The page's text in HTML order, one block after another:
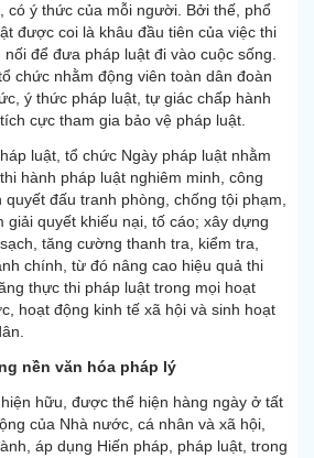
có ý thức của mỗi người. Bởi thế, phổ
được coi là khâu đầu tiên của việc thi
để đưa pháp luật đi vào cuộc sống.
chức nhằm động viên toàn dân đoàn
ý thức pháp luật, tự giác chấp hành
cực tham gia bảo vệ pháp luật.
luật, tổ chức Ngày pháp luật nhằm
hành pháp luật nghiêm minh, công
đấu tranh phòng, chống tội phạm,
giải quyết khiếu nại, tố cáo; xây dựng
tăng cường thanh tra, kiểm tra,
chính, từ đó nâng cao hiệu quả thi
thực thi pháp luật trong mọi hoạt
hoạt động kinh tế xã hội và sinh hoạt
nền văn hóa pháp lý
hữu, được thể hiện hàng ngày ở tất
của Nhà nước, cá nhân và xã hội,
áp dụng Hiến pháp, pháp luật, trong